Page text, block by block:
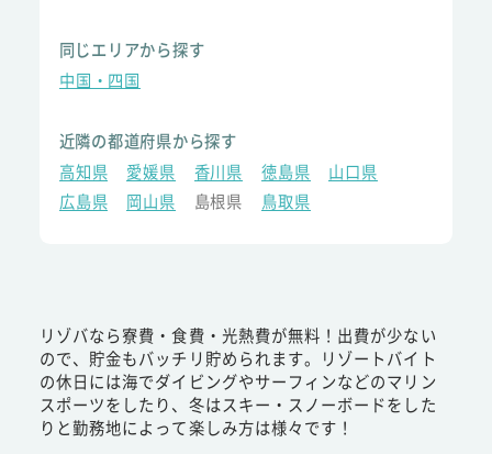
同じエリアから探す
中国・四国
近隣の都道府県から探す
高知県
愛媛県 香川県 徳島県
山口県
広島県
岡山県 島根県 鳥取県
リゾバなら寮費・食費・光熱費が無料！出費が少ない
ので、貯金もバッチリ貯められます。リゾートバイト
の休日には海でダイビングやサーフィンなどのマリン
スポーツをしたり、冬はスキー・スノーボードをした
りと勤務地によって楽しみ方は様々です！